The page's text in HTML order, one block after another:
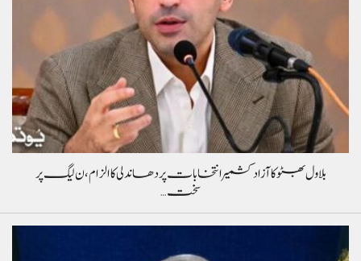
بلاول بھٹو کا آزاد کشمیر انتخابات پر دھاندلی کا الزام، ن لیگ پر
سخت…